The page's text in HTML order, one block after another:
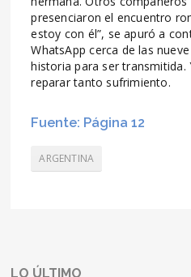
presenciaron el encuentro
estoy con él”, se apuró a
WhatsApp cerca de las
historia para ser transmitida.
reparar tanto sufrimiento.
Fuente: Página 12
ARGENTINA
LO ÚLTIMO